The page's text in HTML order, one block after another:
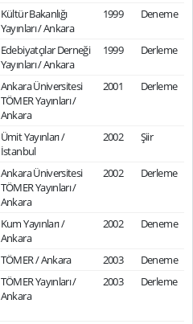
Kültür Bakanlığı
Yayınları / Ankara
1999 Deneme
Edebiyatçılar Derneği
Yayınları / Ankara
1999 Derleme
Ankara Üniversitesi
TÖMER Yayınları /
Ankara
2001 Derleme
Ümit Yayınları /
İstanbul
2002 Şiir
Ankara Üniversitesi
TÖMER Yayınları /
Ankara
2002 Derleme
Kum Yayınları /
Ankara
2002 Deneme
TÖMER / Ankara 2003
Deneme
TÖMER Yayınları /
Ankara
2003 Derleme